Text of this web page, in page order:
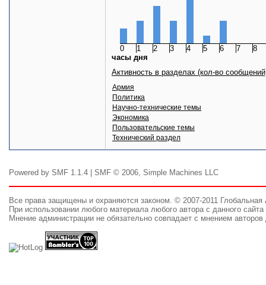
0 1 2 3 4 5 6 7
8
часы дня
Активность в разделах (кол-во
Армия
Политика
Научно-технические темы
Экономика
Пользовательские темы
Технический раздел
Powered by SMF 1.1.4 | SMF © 2006, Simple Machines LLC
Все права защищены и охраняются законом. © 2007-2011 Глобальная
При использовании любого материала любого автора с данного
Мнение администрации не обязательно совпадает с мнением